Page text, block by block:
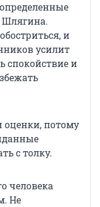
Шлягина.
и
усилит
спокойствие и
оценки, потому
с толку.
человека
Не